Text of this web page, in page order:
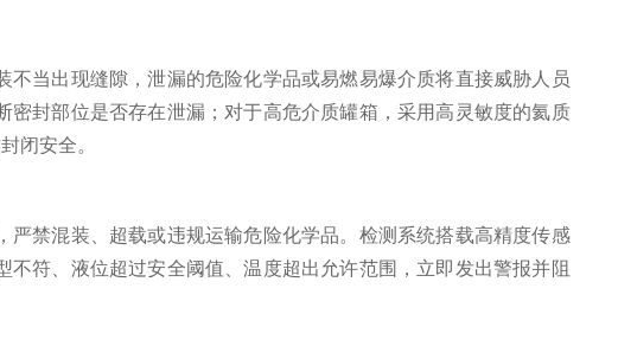
当出现缝隙，泄漏的危险化学品或易燃易爆介质将直接威胁人员
封部位是否存在泄漏；对于高危介质罐箱，采用高灵敏度的氦质
闭安全。
禁混装、超载或违规运输危险化学品。检测系统搭载高精度传感
符、液位超过安全阈值、温度超出允许范围，立即发出警报并阻